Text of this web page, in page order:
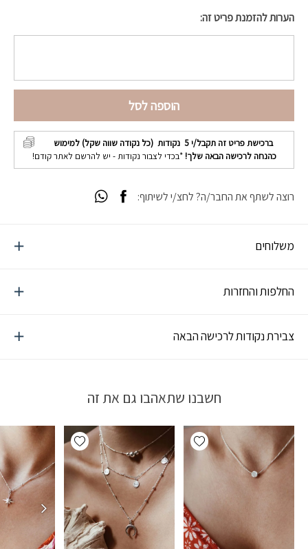
הערות להזמנת פריט זה:
הוספה לסל
ברכישת פריט זה תקבל/י5 נקודות (כל נקודה שווה שקל) למימוש
כהנחה לרכישה הבאה שלך! *בכדי לצבור נקודות - יש להרשם לאתר קודם!
משלוחים
החלפות והחזרות
צבירת נקודות לרכישה הבאה
רוצה לשתף את החבר/ה? לחצ/י לשיתוף:
חשבנו שתאהבו גם את זה
Add wishlist
Add wishlist